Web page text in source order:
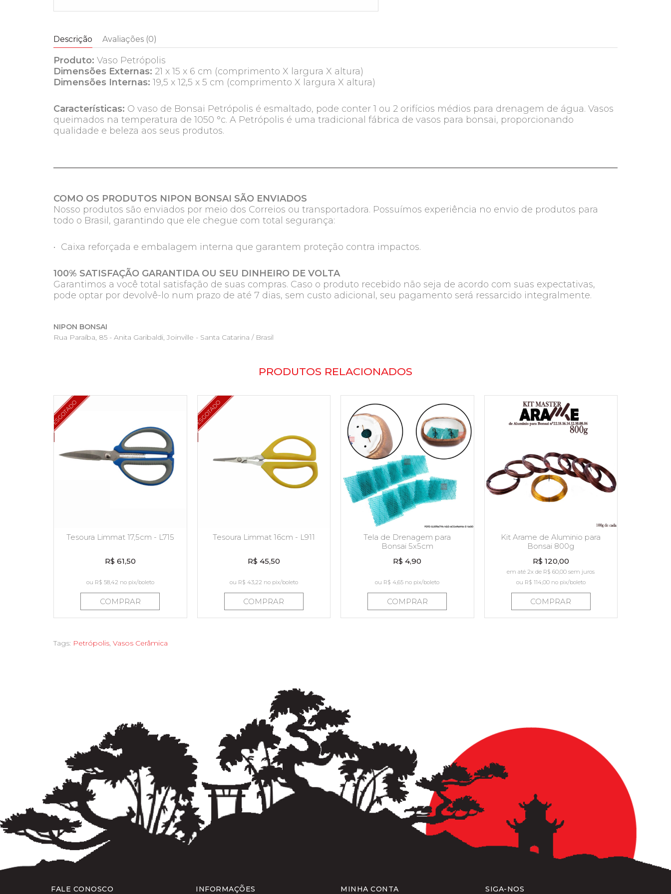
Descrição Avaliações (0)
Produto: Vaso Petrópolis
Dimensões Externas: 21 x 15 x 6 cm (comprimento X largura X altura)
Dimensões Internas: 19,5 x 12,5 x 5 cm (comprimento X largura X altura)
Características: O vaso de Bonsai Petrópolis é esmaltado, pode conter 1 ou 2 orifícios médios para drenagem de água. Vasos
queimados na temperatura de 1050 °c. A Petrópolis é uma tradicional fábrica de vasos para bonsai, proporcionando
qualidade e beleza aos seus produtos.
COMO OS PRODUTOS NIPON BONSAI SÃO ENVIADOS
Nosso produtos são enviados por meio dos Correios ou transportadora. Possuímos experiência no envio de produtos para
todo o Brasil, garantindo que ele chegue com total segurança:
• Caixa reforçada e embalagem interna que garantem proteção contra impactos.
100% SATISFAÇÃO GARANTIDA OU SEU DINHEIRO DE VOLTA
Garantimos a você total satisfação de suas compras. Caso o produto recebido não seja de acordo com suas expectativas,
pode optar por devolvê-lo num prazo de até 7 dias, sem custo adicional, seu pagamento será ressarcido integralmente.
NIPON BONSAI
Rua Paraíba, 85 - Anita Garibaldi, Joinville - Santa Catarina / Brasil
PRODUTOS RELACIONADOS
ESGOTADO
Tesoura Limmat 17,5cm - L715
R$ 61,50
ou R$ 58,42 no pix/boleto
COMPRAR
ESGOTADO
Tesoura Limmat 16cm - L911
R$ 45,50
ou R$ 43,22 no pix/boleto
COMPRAR
Tela de Drenagem para
Bonsai 5x5cm
R$ 4,90
ou R$ 4,65 no pix/boleto
COMPRAR
Kit Arame de Aluminio para
Bonsai 800g
R$ 120,00
em até 2x de R$ 60,00 sem juros
ou R$ 114,00no pix/boleto
COMPRAR
Tags: Petrópolis, Vasos Cerâmica
FALE CONOSCO INFORMAÇÕES MINHA CONTA SIGA-NOS